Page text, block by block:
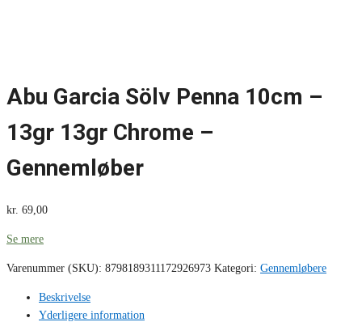
Abu Garcia Sölv Penna 10cm –
13gr 13gr Chrome –
Gennemløber
kr. 69,00
Se mere
Varenummer (SKU): 8798189311172926973 Kategori: Gennemløbere
Beskrivelse
Yderligere information